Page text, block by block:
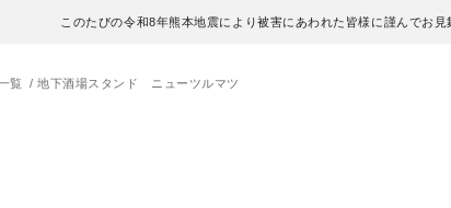
このたびの令和8年熊本地震により被害にあわれた皆様に謹んでお
覧 地下酒場スタンド ニューツルマツ